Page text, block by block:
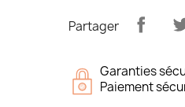
Partager
Garanties
Paiement